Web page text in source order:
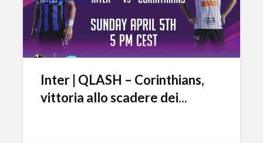
Inter | QLASH – Corinthians,
vittoria allo scadere dei...